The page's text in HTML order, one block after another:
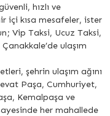
hızlı ve
içi kısa mesafeler, ister
Vip Taksi, Ucuz Taksi,
ulaşım
şehrin ulaşım ağını
Paşa, Cumhuriyet,
Kemalpaşa ve
her mahallede